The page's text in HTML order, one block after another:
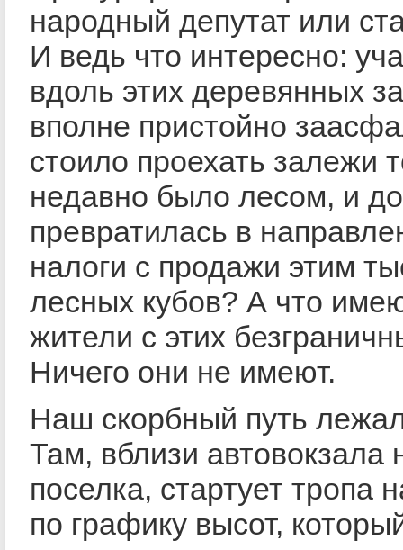
народный депутат или
И ведь что интересно:
вдоль этих деревянных
вполне пристойно
стоило проехать залежи
недавно было лесом, и
превратилась в
налоги с продажи этим
лесных кубов? А что
жители с этих
Ничего они не имеют.
Наш скорбный путь
Там, вблизи автовокзала
поселка, стартует тропа
по графику высот,